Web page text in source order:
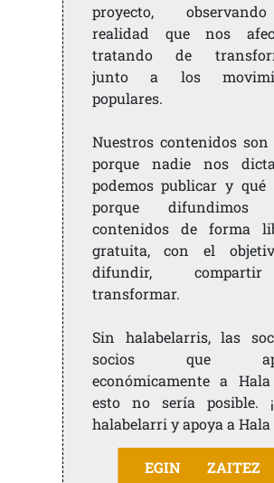
proyecto,
realidad que nos
tratando de
junto a los
populares.
Nuestros contenidos son
porque nadie nos
podemos publicar y qué
porque difundimos
contenidos de forma
gratuita, con el
difundir,
transformar.
Sin halabelarris, las
socios que
económicamente a
esto no sería posible.
halabelarri y apoya a Hala
EGIN ZAITEZ